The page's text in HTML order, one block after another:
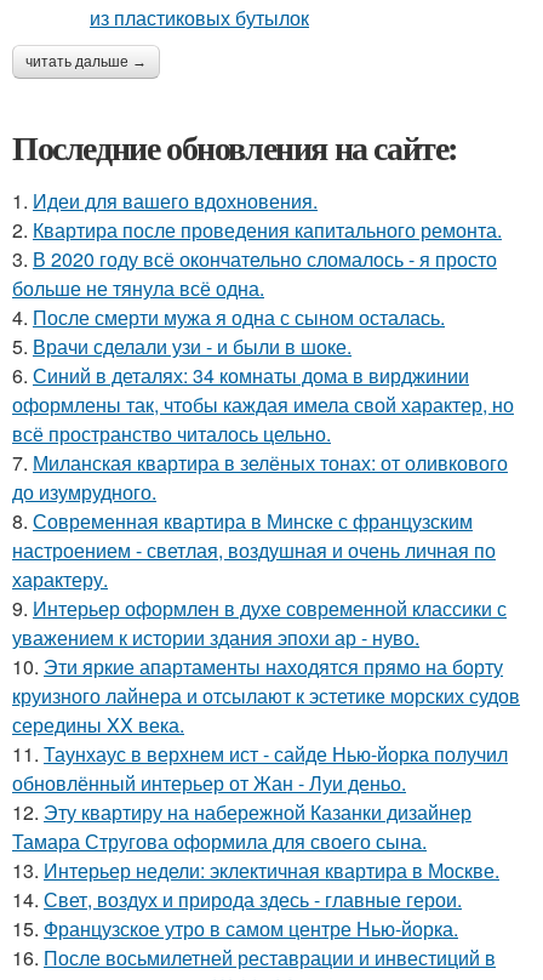
читать дальше →
Последние обновления на сайте:
1. Идеи для вашего вдохновения.
2. Квартира после проведения капитального ремонта.
3. В 2020 году всё окончательно сломалось - я просто
больше не тянула всё одна.
4. После смерти мужа я одна с сыном осталась.
5. Врачи сделали узи - и были в шоке.
6. Синий в деталях: 34 комнаты дома в вирджинии
оформлены так, чтобы каждая имела свой характер, но
всё пространство читалось цельно.
7. Миланская квартира в зелёных тонах: от оливкового
до изумрудного.
8. Современная квартира в Минске с французским
настроением - светлая, воздушная и очень личная по
характеру.
9. Интерьер оформлен в духе современной классики с
уважением к истории здания эпохи ар - нуво.
10. Эти яркие апартаменты находятся прямо на борту
круизного лайнера и отсылают к эстетике морских судов
середины XX века.
11. Таунхаус в верхнем ист - сайде Нью-йорка получил
обновлённый интерьер от Жан - Луи деньо.
12. Эту квартиру на набережной Казанки дизайнер
Тамара Стругова оформила для своего сына.
13. Интерьер недели: эклектичная квартира в Москве.
14. Свет, воздух и природа здесь - главные герои.
15. Французское утро в самом центре Нью-йорка.
16. После восьмилетней реставрации и инвестиций в